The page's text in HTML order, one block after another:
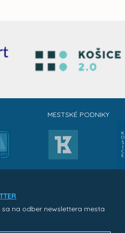
MESTSKÉ PODNIKY
sa na odber newslettera mesta